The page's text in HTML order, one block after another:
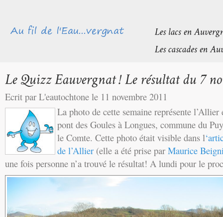
Ecrit par L'eautochtone le 11 novembre 2011
La photo de cette semaine représente
pont des Goules à Longues, commune du
le Comte. Cette photo était visible dans l
de l’Allier (elle a été prise par Maurice
une fois personne n’a trouvé le résultat! A lundi pour le